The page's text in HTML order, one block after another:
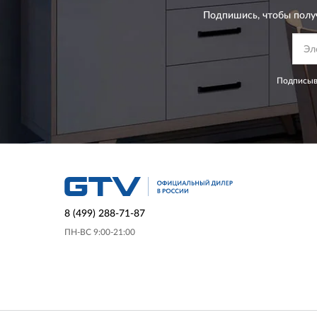
Подпишись, чтобы
8 (499) 288-71-87
ПН-ВС 9:00-21:00